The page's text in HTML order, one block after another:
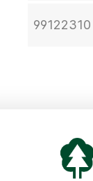
99122310